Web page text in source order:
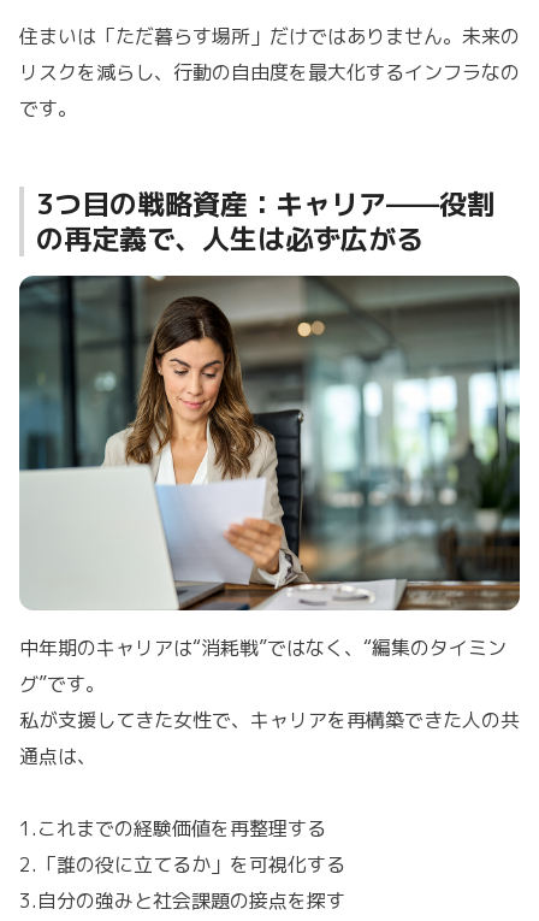
住まいは「ただ暮らす場所」だけではありません。未来の
リスクを減らし、行動の自由度を最大化するインフラなの
です。
3つ目の戦略資産：キャリア——役割
の再定義で、人生は必ず広がる
中年期のキャリアは“消耗戦”ではなく、“編集のタイミン
グ”です。
私が支援してきた女性で、キャリアを再構築できた人の共
通点は、
1.これまでの経験価値を再整理する
2.「誰の役に立てるか」を可視化する
3.自分の強みと社会課題の接点を探す